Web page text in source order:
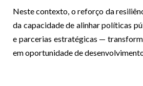
Neste contexto, o reforço da
da capacidade de alinhar políticas
e parcerias estratégicas —
em oportunidade de